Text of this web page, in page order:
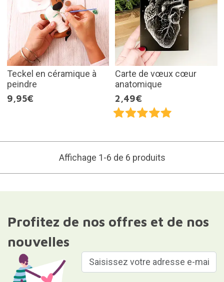
Teckel en céramique à
peindre
9,95€
Carte de vœux cœur
anatomique
2,49€
Affichage 1-6 de 6 produits
Profitez de nos offres et de nos
nouvelles